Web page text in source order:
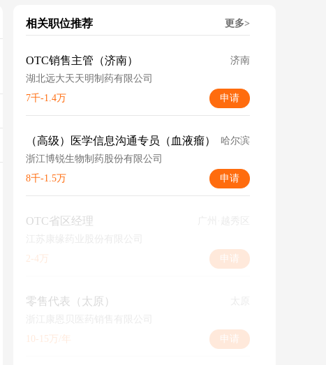
相关职位推荐 更多>
OTC销售主管（济南）
济南
湖北远大天天明制药有限公司
7千-1.4万
申请
（高级）医学信息沟通专员（血液瘤）
哈尔滨
浙江博锐生物制药股份有限公司
8千-1.5万
申请
OTC省区经理
2-4万
申请
零售代表（太原）
10-15万/年
申请